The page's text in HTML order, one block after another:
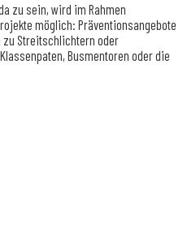
zu sein, wird im Rahmen
möglich: Präventionsangebote
zu Streitschlichtern oder
Busmentoren oder die